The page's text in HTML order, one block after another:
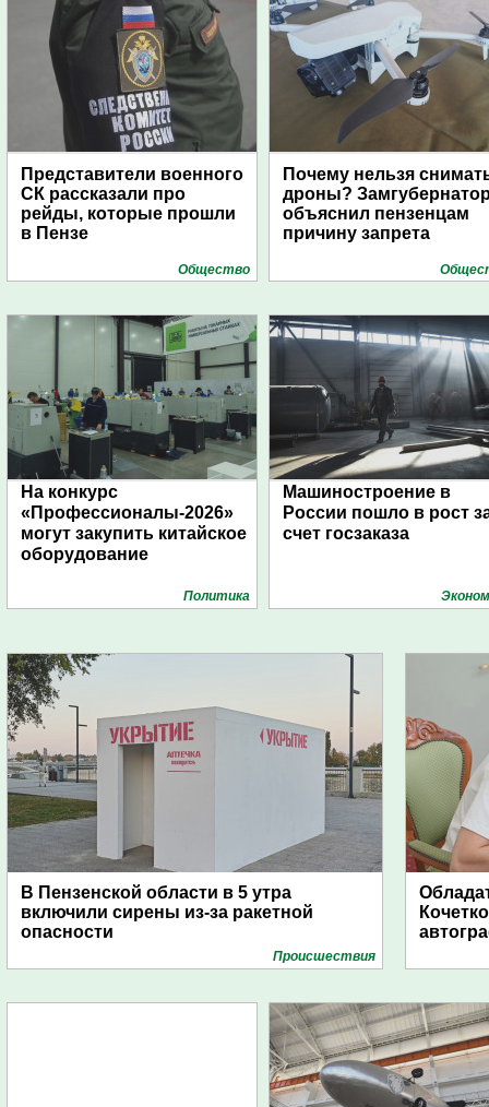
Представители военного
СК рассказали про
рейды, которые прошли
в Пензе
Общество
Почему нельзя
дроны?
объяснил пензенцам
причину запрета
На конкурс
«Профессионалы-2026»
могут закупить китайское
оборудование
Политика
Машиностроение в
России пошло в рост
счет госзаказа
В Пензенской области в 5 утра
включили сирены из-за ракетной
опасности
Проиcшествия